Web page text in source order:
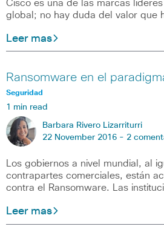
Cisco es una de las marcas
global; no hay duda del valor que
Leer mas
Ransomware en el
Seguridad
1 min read
Barbara Rivero Lizarriturri
22 November 2016 - 2
Los gobiernos a nivel mundial, al
contrapartes comerciales, están
contra el Ransomware. Las
Leer mas